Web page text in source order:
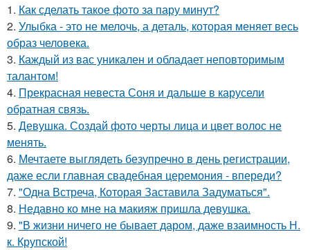
1. Как сделать такое фото за пару минут?
2. Улыбка - это не мелочь, а деталь, которая меняет весь
образ человека.
3. Каждый из вас уникален и обладает неповторимым
талантом!
4. Прекрасная невеста Соня и дальше в карусели
обратная связь.
5. Девушка. Создай фото черты лица и цвет волос не
менять.
6. Мечтаете выглядеть безупречно в день регистрации,
даже если главная свадебная церемония - впереди?
7. "Одна Встреча, Которая Заставила Задуматься".
8. Недавно ко мне на макияж пришла девушка.
9. "В жизни ничего не бывает даром, даже взаимность Н.
к. Крупской!